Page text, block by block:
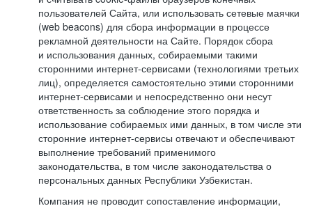
пользователей Сайта, или использовать сетевые маячки
(web beacons) для сбора информации в процессе
рекламной деятельности на Сайте. Порядок сбора
и использования данных, собираемыми такими
сторонними интернет-сервисами (технологиями третьих
лиц), определяется самостоятельно этими сторонними
интернет-сервисами и непосредственно они несут
ответственность за соблюдение этого порядка и
использование собираемых ими данных, в том числе эти
сторонние интернет-сервисы отвечают и обеспечивают
выполнение требований применимого
законодательства, в том числе законодательства о
персональных данных Республики Узбекистан.
Компания не проводит сопоставление информации,